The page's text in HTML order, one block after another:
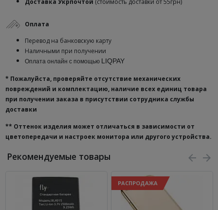
Доставка Укрпочтой (стоимость доставки от 55грн)
Оплата
Перевод на банковскую карту
Наличными при получении
Оплата онлайн с помощью LIQPAY
* Пожалуйста, проверяйте отсутствие механических
повреждений и комплектацию, наличие всех единиц товара
при получении заказа в присутствии сотрудника службы
доставки
** Оттенок изделия может отличаться в зависимости от
цветопередачи и настроек монитора или другого устройства.
Рекомендуемые товары
РАСПРОДАЖА